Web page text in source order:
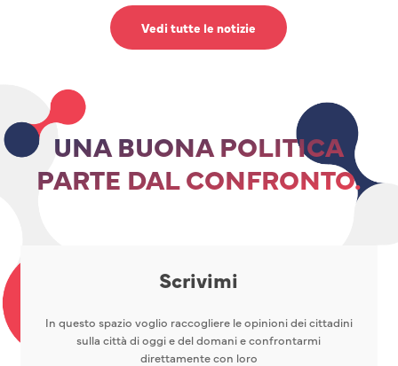
Vedi tutte le notizie
UNA BUONA POLITICA
PARTE DAL CONFRONTO.
Scrivimi
In questo spazio voglio raccogliere le opinioni dei cittadini
sulla città di oggi e del domani e confrontarmi
direttamente con loro